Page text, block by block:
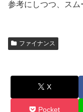
参考にしつつ、スム
ファイナンス
X
Pocket